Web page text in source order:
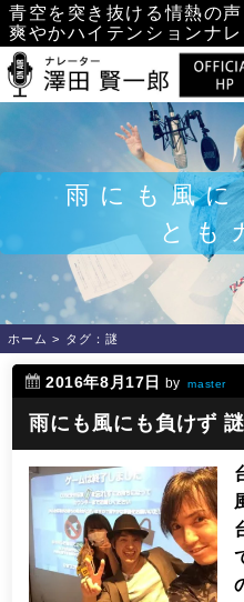
Skip
to
content
青空を突き抜ける情熱の声
爽やかハイテンションナ
雨にも風
とも
ホーム > タグ：謎
2016年8月17日 by master
雨にも風にも負けず